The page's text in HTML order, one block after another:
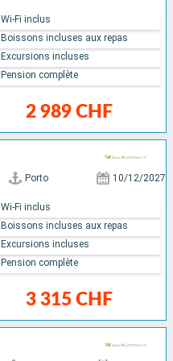
2 989 CHF
Wi-Fi inclus
Boissons incluses aux repas
Excursions incluses
Pension complète
Porto 10/12/2027
3 315 CHF
Wi-Fi inclus
Boissons incluses aux repas
Excursions incluses
Pension complète